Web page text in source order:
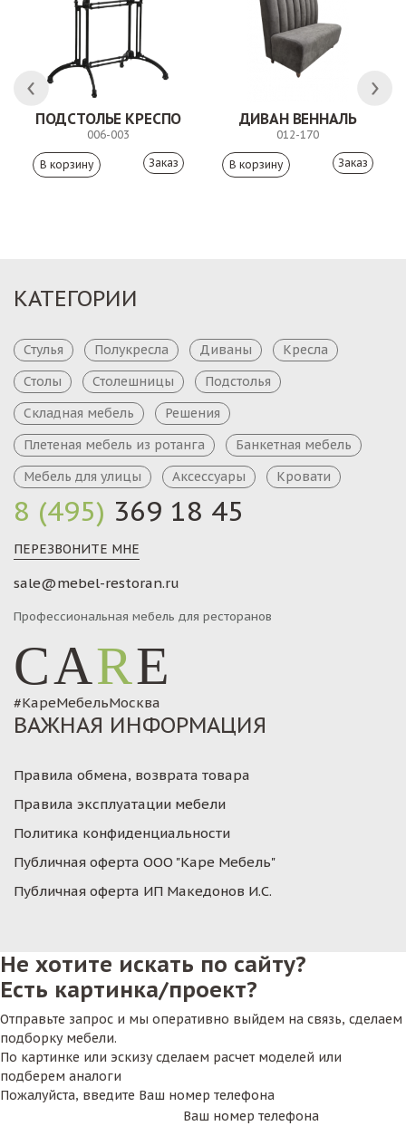
ПОДСТОЛЬЕ КРЕСПО
006-003
Заказ
ДИВАН ВЕННАЛЬ
012-170
Заказ
8 (495) 369 18 45
ПЕРЕЗВОНИТЕ МНЕ
sale@mebel-restoran.ru
Профессиональная мебель для ресторанов
CARE
#КареМебельМосква
КАТЕГОРИИ
Стулья Полукресла Диваны
Кресла
Столы
Столешницы
Подстолья
Складная мебель
Решения
Плетеная мебель из ротанга
Банкетная мебель
Мебель для улицы
Аксессуары Кровати
ВАЖНАЯ ИНФОРМАЦИЯ
Правила обмена, возврата товара
Правила эксплуатации мебели
Политика конфиденциальности
Публичная оферта ООО "Каре Мебель"
Публичная оферта ИП Македонов И.С.
Не хотите искать по сайту?
Есть картинка/проект?
Отправьте запрос и мы оперативно выйдем на связь, сделаем
подборку мебели.
По картинке или эскизу сделаем расчет моделей или
подберем аналоги
Пожалуйста, введите Ваш номер телефона
Ваш номер телефона